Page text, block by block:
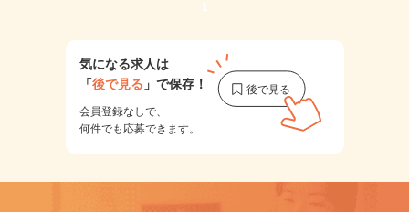
1
気になる求人は
「後で見る 」で保存！
会員登録なしで、
何件でも応募できます。